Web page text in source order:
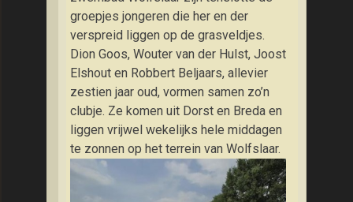
groepjes jongeren die her en der
verspreid liggen op de grasveldjes.
Dion Goos, Wouter van der Hulst, Joost
Elshout en Robbert Beljaars, allevier
zestien jaar oud, vormen samen zo’n
clubje. Ze komen uit Dorst en Breda en
liggen vrijwel wekelijks hele middagen
te zonnen op het terrein van Wolfslaar.